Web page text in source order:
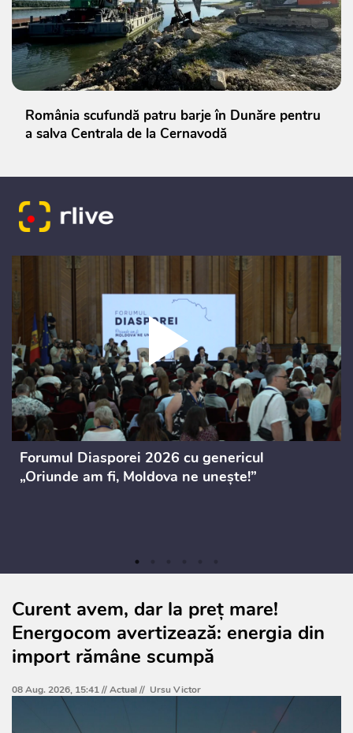
România scufundă patru barje în Dunăre pentru
a salva Centrala de la Cernavodă
Forumul Diasporei 2026 cu genericul
„Oriunde am fi, Moldova ne unește!”
Curent avem, dar la preț mare!
Energocom avertizează: energia din
import rămâne scumpă
08 Aug. 2026, 15:41 //Actual// Ursu Victor